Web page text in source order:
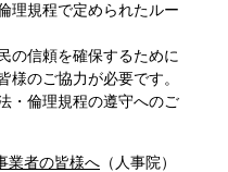
理規程で定められたルー
の信頼を確保するために
様のご協力が必要です。
・倫理規程の遵守へのご
業者の皆様へ （人事院）